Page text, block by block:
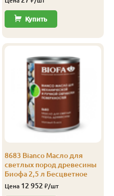
120 4.0
Купить
8683 Bianco Масло для
светлых пород древесины
Биофа 2,5 л Бесцветное
Цена 12 952 ₽/шт